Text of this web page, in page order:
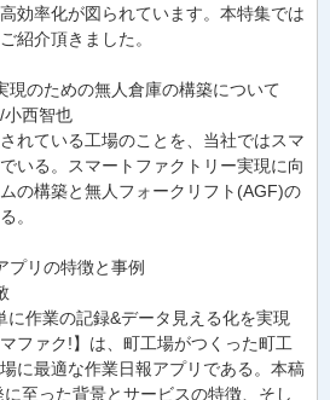
効率化が図られています。本特集では
紹介頂きました。
現のための無人倉庫の構築について
小西智也
れている工場のことを、当社ではスマ
いる。スマートファクトリー実現に向
の構築と無人フォークリフト(AGF)の
。
プリの特徴と事例
に作業の記録&データ見える化を実現
ファク!】は、町工場がつくった町工
に最適な作業日報アプリである。本稿
至った背景とサービスの特徴、そし